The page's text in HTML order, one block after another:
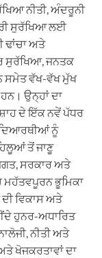
ਨੀਤੀ, ਅੰਦਰੂਨੀ
ਸੁਰੱਖਿਆ ਲਈ
ਢਾਂਚਾ ਅਤੇ
ਸੁਰੱਖਿਆ, ਜਨਤਕ
ਸਮੇਤ ਵੱਖ-ਵੱਖ ਮੁੱਖ
ਉਨ੍ਹਾਂ ਦਾ
ਦੇ ਇੱਕ ਨਵੇਂ ਪੱਧਰ
ਨੂੰ
ਤੋਂ ਜਾਣੂ
ਸਰਕਾਰ ਅਤੇ
ਮਹੱਤਵਪੂਰਨ ਭੂਮਿਕਾ
ਦੀ ਵਿਕਾਸ ਅਤੇ
ਹੁਨਰ-ਅਧਾਰਿਤ
ਨੀਤੀ ਅਤੇ
ਖੋਜਕਰਤਾਵਾਂ ਦਾ